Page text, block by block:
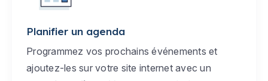
Planifier un agenda
Programmez vos prochains événements et
ajoutez-les sur votre site internet avec un